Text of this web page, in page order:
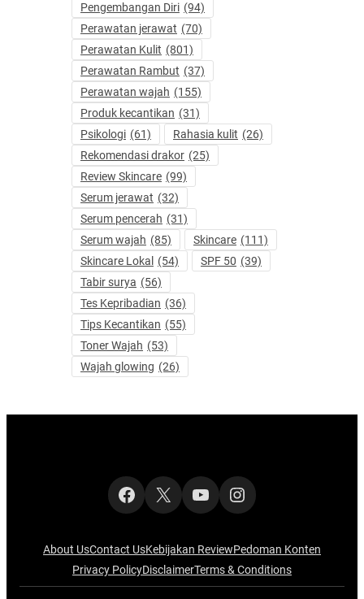
Pengembangan Diri (94)
Perawatan jerawat (70)
Perawatan Kulit (801)
Perawatan Rambut (37)
Perawatan wajah (155)
Produk kecantikan (31)
Psikologi (61) Rahasia kulit (26)
Rekomendasi drakor (25)
Review Skincare (99)
Serum jerawat (32)
Serum pencerah (31)
Serum wajah (85) Skincare (111)
Skincare Lokal
(54) SPF 50 (39)
Tabir surya (56)
Tes Kepribadian (36)
Tips Kecantikan (55)
Toner Wajah (53)
Wajah glowing (26)
Facebook
X YouTubeInstagram
About UsContact UsKebijakan ReviewPedoman Konten
Privacy PolicyDisclaimerTerms & Conditions